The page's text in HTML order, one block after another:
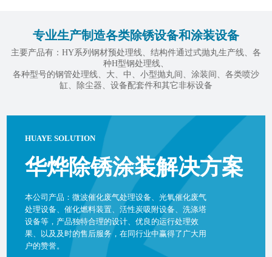
专业生产制造各类除锈设备和涂装设备
主要产品有：HY系列钢材预处理线、结构件通过式抛丸生产线、各
种H型钢处理线、
各种型号的钢管处理线、大、中、小型抛丸间、涂装间、各类喷沙
缸、除尘器、设备配套件和其它非标设备
HUAYE SOLUTION
华烨除锈涂装解决方案
本公司产品：微波催化废气处理设备、光氧催化废气
处理设备、催化燃料装置、活性炭吸附设备、洗涤塔
设备等，产品独特合理的设计、优良的运行处理效
果、以及及时的售后服务，在同行业中赢得了广大用
户的赞誉。